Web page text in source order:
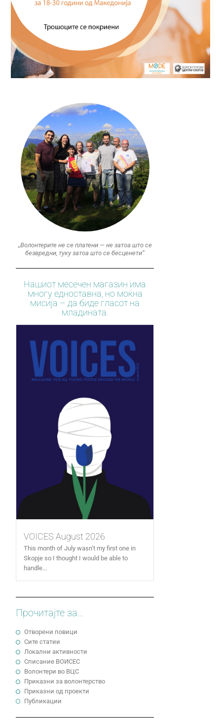
„Волонтерите не се платени — не затоа што се
безвредни, туку затоа што се бесценети“
Нашиот месечен магазин има
многу едноставна, но моќна
мисија – да биде гласот на
младината.
VOICES August 2026
This month of July wasn’t my first one in
Skopje so I thought I would be able to
handle...
Прочитајте за...
Отворени повици
Сите статии
Локални активности
Cписание ВОИСЕС
Волонтери во ВЦС
Приказни за волонтерство
Приказни од проекти
Публикации